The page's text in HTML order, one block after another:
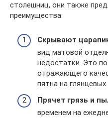
столешниц, они также
преимущества:
Скрывают
вид матовой
недостатки. Это
отражающего
пятна на глянцевых
Прячет грязь и
временем на